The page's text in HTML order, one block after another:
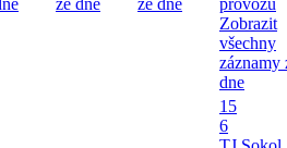
ze dne
ze dne
provozu
Zobrazit
všechny
záznamy
dne
15
6